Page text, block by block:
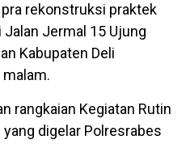
pra rekonstruksi praktek
Jermal 15 Ujung
Kabupaten Deli
rangkaian Kegiatan Rutin
yang digelar Polresrabes